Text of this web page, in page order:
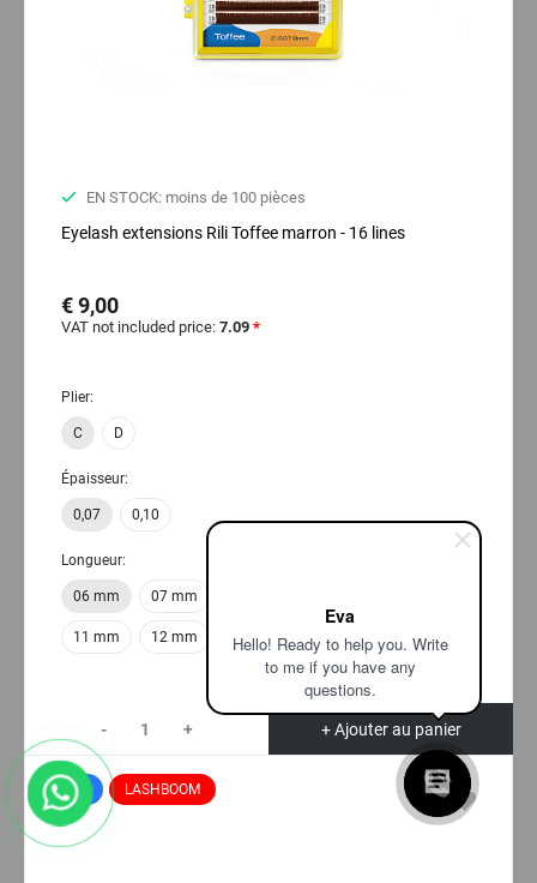
Eva
Hello! Ready to help you. Write
to me if you have any
questions.
EN STOCK: moins de 100 pièces
Eyelash extensions Rili Toffee marron - 16 lines
€ 9,00
VAT not included price: 7.09 *
Plier:
C D
Épaisseur:
0,07 0,10
Longueur:
06 mm 07 mm
11 mm 12 mm 13 mm 14 mm 15 mm
- + + Ajouter au panier
New LASHBOOM